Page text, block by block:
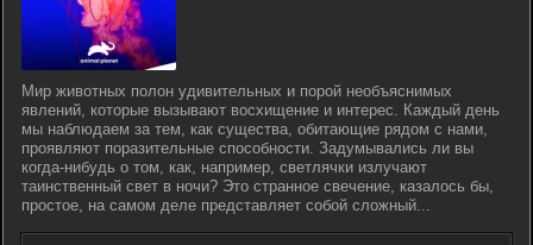
Мир животных полон удивительных и порой необъяснимых
явлений, которые вызывают восхищение и интерес. Каждый день
мы наблюдаем за тем, как существа, обитающие рядом с нами,
проявляют поразительные способности. Задумывались ли вы
когда-нибудь о том, как, например, светлячки излучают
таинственный свет в ночи? Это странное свечение, казалось бы,
простое, на самом деле представляет собой сложный...